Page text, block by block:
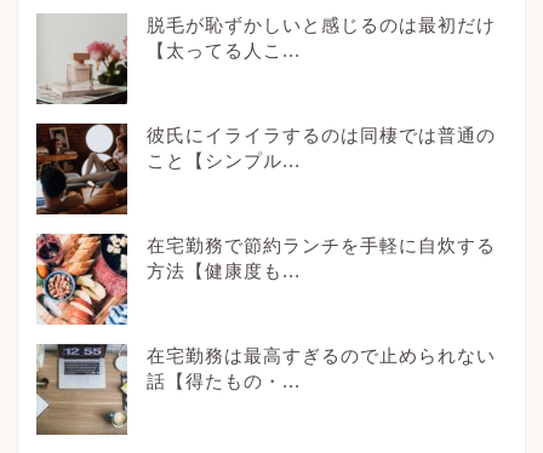
脱毛が恥ずかしいと感じるのは最初だけ
【太ってる人こ...
彼氏にイライラするのは同棲では普通の
こと【シンプル...
在宅勤務で節約ランチを手軽に自炊する
方法【健康度も...
在宅勤務は最高すぎるので止められない
話【得たもの・...